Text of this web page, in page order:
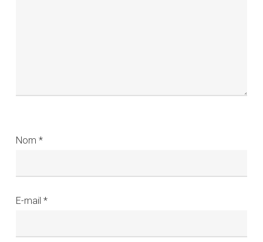
Nom *
E-mail *